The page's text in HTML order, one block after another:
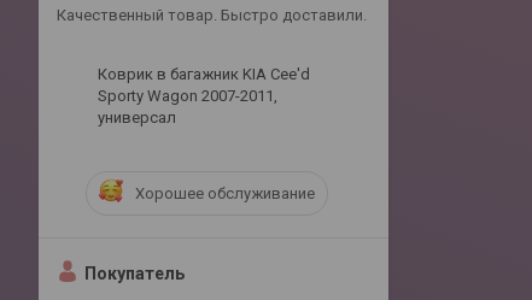
Качественный товар. Быстро доставили.
Коврик в багажник KIA Cee'd
Sporty Wagon 2007-2011,
универсал
Хорошее обслуживание
Покупатель